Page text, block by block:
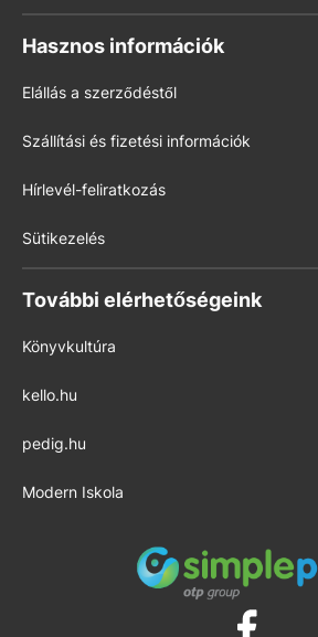
Hasznos információk
Elállás a szerződéstől
Szállítási és fizetési információk
Hírlevél-feliratkozás
Sütikezelés
További elérhetőségeink
Könyvkultúra
kello.hu
pedig.hu
Modern Iskola